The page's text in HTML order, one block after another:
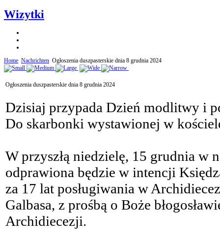
Wizytki
Home Nachrichten Ogłoszenia duszpasterskie dnia 8 grudnia 2024
Ogłoszenia duszpasterskie dnia 8 grudnia 2024
Dzisiaj przypada Dzień modlitwy i
Do skarbonki wystawionej w
W przyszłą niedzielę, 15 grudnia w
odprawiona będzie w intencji
za 17 lat posługiwania w
Galbasa, z prośbą o Boże
Archidiecezji.